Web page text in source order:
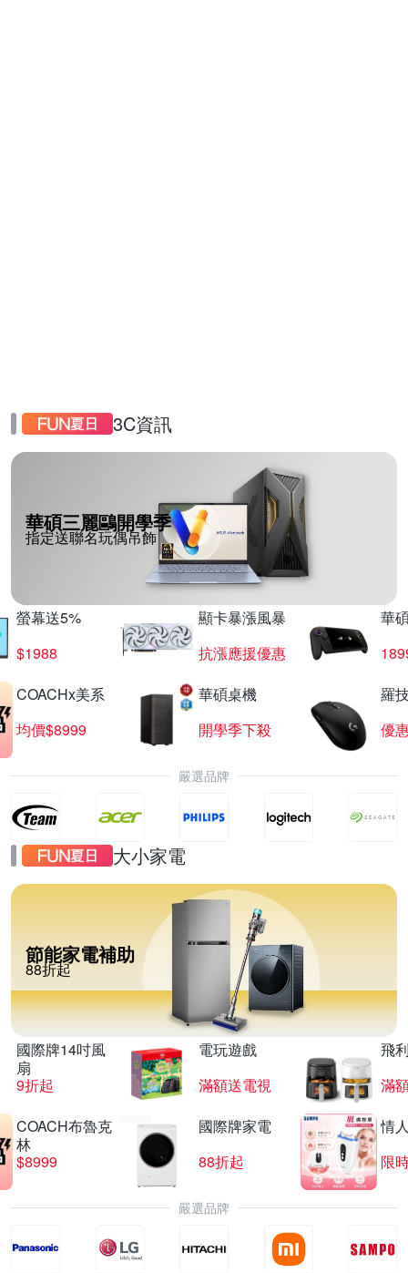
3C資訊
華碩三麗鷗開學季
指定送聯名玩偶吊飾
螢幕送5%
$1988
顯卡暴漲風暴
抗漲應援優惠
華
COACHx美系
均價$8999
華碩桌機
開學季下殺
羅
優
嚴選品牌
大小家電
節能家電補助
88折起
國際牌14吋風
扇
9折起
電玩遊戲
滿額送電視
飛
滿
COACH布魯克
林
$8999
國際牌家電
88折起
情
限
嚴選品牌